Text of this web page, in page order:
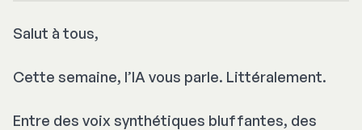
Salut à tous,
Cette semaine, l’IA vous parle. Littéralement.
Entre des voix synthétiques bluffantes, des